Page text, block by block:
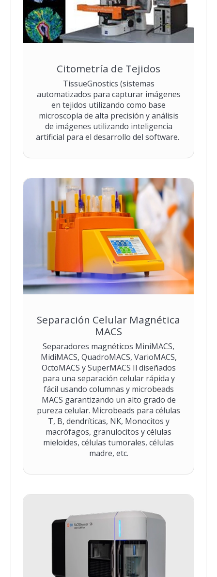
Citometría de Tejidos
TissueGnostics (sistemas
automatizados para capturar imágenes
en tejidos utilizando como base
microscopía de alta precisión y análisis
de imágenes utilizando inteligencia
artificial para el desarrollo del software.
Separación Celular Magnética
MACS
Separadores magnéticos MiniMACS,
MidiMACS, QuadroMACS, VarioMACS,
OctoMACS y SuperMACS Il diseñados
para una separación celular rápida y
fácil usando columnas y microbeads
MACS garantizando un alto grado de
pureza celular. Microbeads para células
T, B, dendríticas, NK, Monocitos y
macrófagos, granulocitos y células
mieloides, células tumorales, células
madre, etc.